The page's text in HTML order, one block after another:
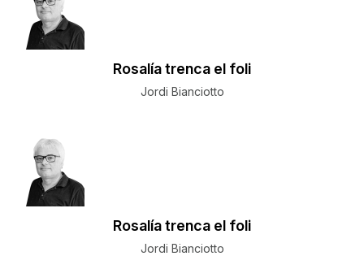
Rosalía trenca el foli
Jordi Bianciotto
Rosalía trenca el foli
Jordi Bianciotto